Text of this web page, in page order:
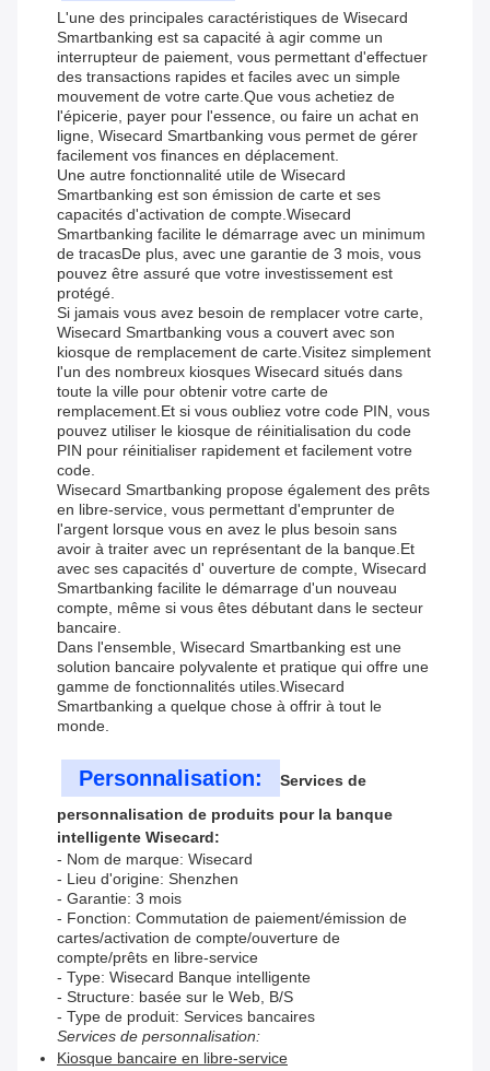
L'une des principales caractéristiques de Wisecard
Smartbanking est sa capacité à agir comme un
interrupteur de paiement, vous permettant d'effectuer
des transactions rapides et faciles avec un simple
mouvement de votre carte.Que vous achetiez de
l'épicerie, payer pour l'essence, ou faire un achat en
ligne, Wisecard Smartbanking vous permet de gérer
facilement vos finances en déplacement.
Une autre fonctionnalité utile de Wisecard
Smartbanking est son émission de carte et ses
capacités d'activation de compte.Wisecard
Smartbanking facilite le démarrage avec un minimum
de tracasDe plus, avec une garantie de 3 mois, vous
pouvez être assuré que votre investissement est
protégé.
Si jamais vous avez besoin de remplacer votre carte,
Wisecard Smartbanking vous a couvert avec son
kiosque de remplacement de carte.Visitez simplement
l'un des nombreux kiosques Wisecard situés dans
toute la ville pour obtenir votre carte de
remplacement.Et si vous oubliez votre code PIN, vous
pouvez utiliser le kiosque de réinitialisation du code
PIN pour réinitialiser rapidement et facilement votre
code.
Wisecard Smartbanking propose également des prêts
en libre-service, vous permettant d'emprunter de
l'argent lorsque vous en avez le plus besoin sans
avoir à traiter avec un représentant de la banque.Et
avec ses capacités d' ouverture de compte, Wisecard
Smartbanking facilite le démarrage d'un nouveau
compte, même si vous êtes débutant dans le secteur
bancaire.
Dans l'ensemble, Wisecard Smartbanking est une
solution bancaire polyvalente et pratique qui offre une
gamme de fonctionnalités utiles.Wisecard
Smartbanking a quelque chose à offrir à tout le
monde.
Personnalisation:
Services de
personnalisation de produits pour la banque
intelligente Wisecard:
- Nom de marque: Wisecard
- Lieu d'origine: Shenzhen
- Garantie: 3 mois
- Fonction: Commutation de paiement/émission de
cartes/activation de compte/ouverture de
compte/prêts en libre-service
- Type: Wisecard Banque intelligente
- Structure: basée sur le Web, B/S
- Type de produit: Services bancaires
Services de personnalisation:
Kiosque bancaire en libre-service